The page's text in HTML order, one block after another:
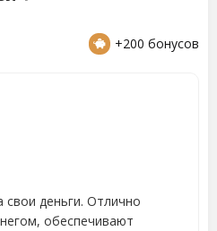
деньги. Отлично
обеспечивают
+200 бонусов